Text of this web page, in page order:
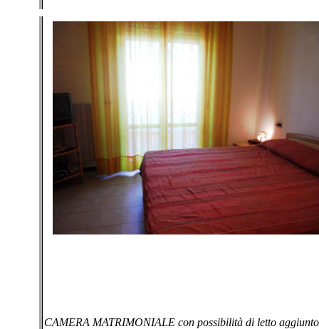
CAMERA MATRIMONIALE con possibilità di letto aggiunto